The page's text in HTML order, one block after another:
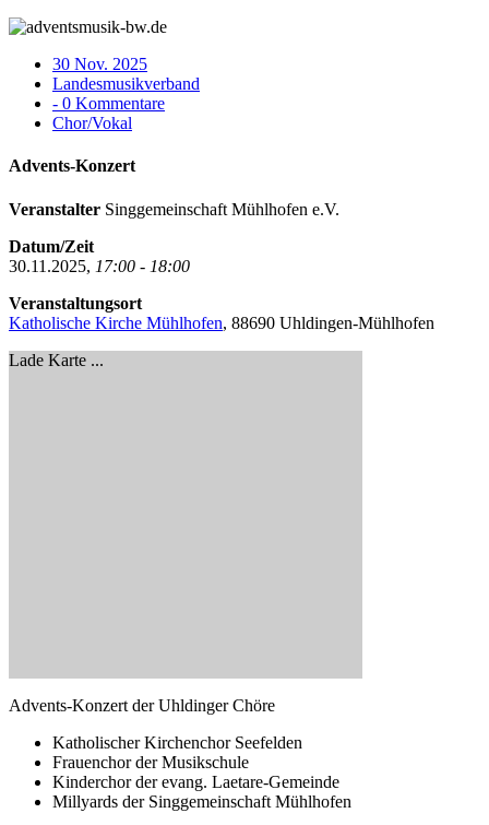
30 Nov. 2025
Landesmusikverband
- 0 Kommentare
Chor/Vokal
Advents-Konzert
Veranstalter Singgemeinschaft Mühlhofen e.V.
Datum/Zeit
30.11.2025, 17:00 - 18:00
Veranstaltungsort
Katholische Kirche Mühlhofen, 88690 Uhldingen-Mühlhofen
Lade Karte ...
Advents-Konzert der Uhldinger Chöre
Katholischer Kirchenchor Seefelden
Frauenchor der Musikschule
Kinderchor der evang. Laetare-Gemeinde
Millyards der Singgemeinschaft Mühlhofen